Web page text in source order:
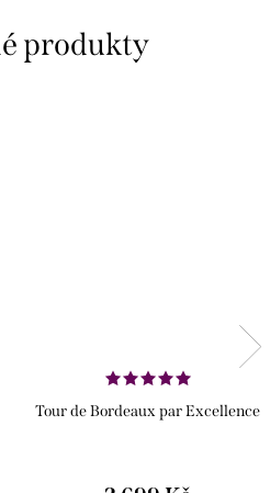
Tour de Bordeaux par Excellence